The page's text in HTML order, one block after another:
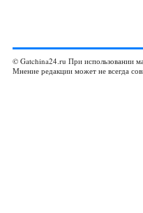
© Gatchina24.ru При использовании
Мнение редакции может не всегда